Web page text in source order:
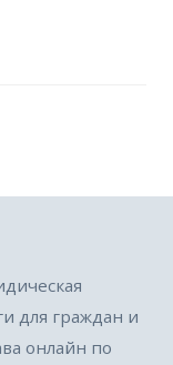
для граждан и
онлайн по